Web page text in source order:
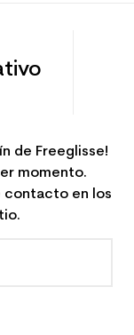
de Freeglisse!
momento.
contacto en los